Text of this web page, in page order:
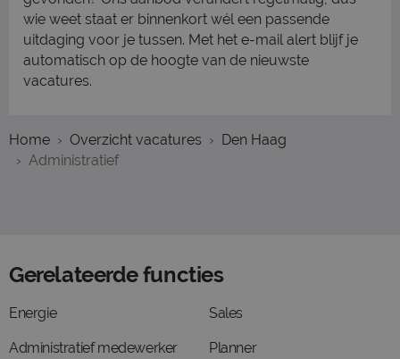
wie weet staat er binnenkort wél een passende
uitdaging voor je tussen. Met het e-mail alert blijf je
automatisch op de hoogte van de nieuwste
vacatures.
Home Overzicht vacatures
Den Haag
Administratief
Gerelateerde functies
Energie
Administratief medewerker
Sales
Planner